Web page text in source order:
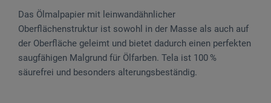
Das Ölmalpapier mit leinwandähnlicher
Oberflächenstruktur ist sowohl in der Masse als auch auf
der Oberfläche geleimt und bietet dadurch einen perfekten
saugfähigen Malgrund für Ölfarben. Tela ist 100 %
säurefrei und besonders alterungsbeständig.